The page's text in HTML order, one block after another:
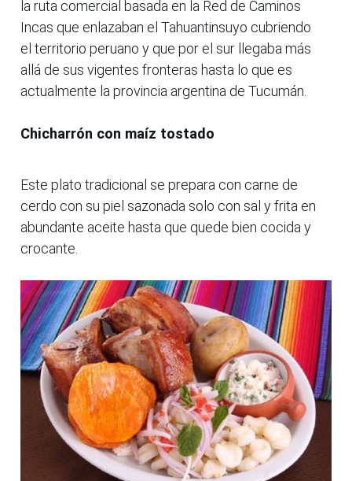
la ruta comercial basada en la Red de Caminos
Incas que enlazaban el Tahuantinsuyo cubriendo
el territorio peruano y que por el sur llegaba más
allá de sus vigentes fronteras hasta lo que es
actualmente la provincia argentina de Tucumán.
Chicharrón con maíz tostado
Este plato tradicional se prepara con carne de
cerdo con su piel sazonada solo con sal y frita en
abundante aceite hasta que quede bien cocida y
crocante.